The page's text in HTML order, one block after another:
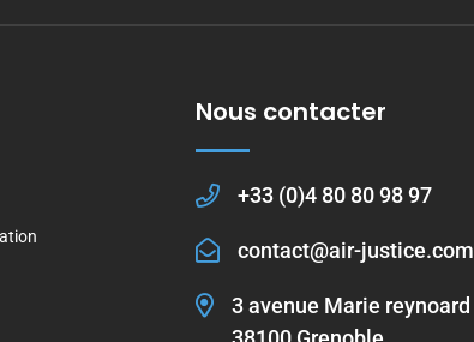
Nous contacter
+33 (0)4 80 80 98 97
contact@air-justice.com
3 avenue Marie reynoard